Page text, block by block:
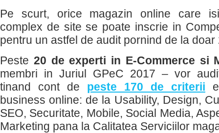
Pe scurt, orice magazin online care
complex de site se poate inscrie in
pentru un astfel de audit pornind de la doar
Peste 20 de experti in E-Commerce si
membri in Juriul GPeC 2017 – vor
tinand cont de peste 170 de criterii
business online: de la Usability, Design,
SEO, Securitate, Mobile, Social Media,
Marketing pana la Calitatea Serviciilor